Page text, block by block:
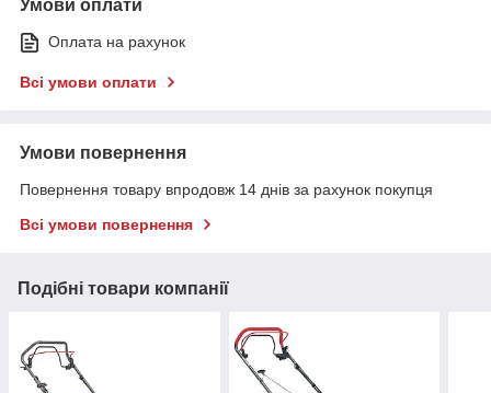
Умови оплати
Оплата на рахунок
Всі умови оплати
Умови повернення
Повернення товару впродовж 14 днів за рахунок покупця
Всі умови повернення
Подібні товари компанії